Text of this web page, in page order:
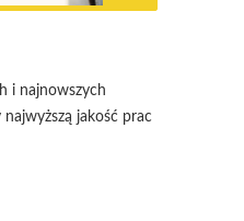
i najnowszych
jakość prac